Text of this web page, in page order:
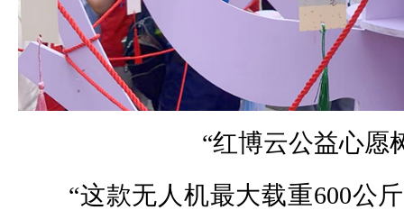
“红博云公益心愿
“这款无人机最大载重600公